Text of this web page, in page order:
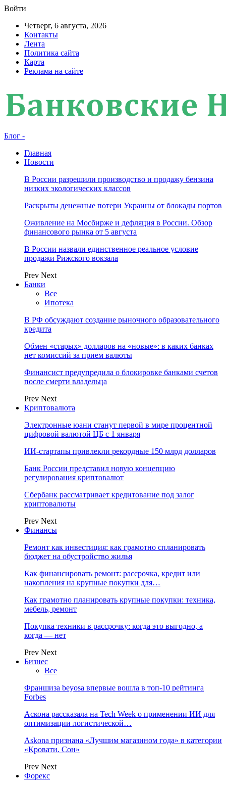
Войти
Четверг, 6 августа, 2026
Контакты
Лента
Политика сайта
Карта
Реклама на сайте
Блог -
Главная
Новости
В России разрешили производство и продажу бензина
низких экологических классов
Раскрыты денежные потери Украины от блокады портов
Оживление на Мосбирже и дефляция в России. Обзор
финансового рынка от 5 августа
В России назвали единственное реальное условие
продажи Рижского вокзала
Prev Next
Банки
Все
Ипотека
В РФ обсуждают создание рыночного образовательного
кредита
Обмен «старых» долларов на «новые»: в каких банках
нет комиссий за прием валюты
Финансист предупредила о блокировке банками счетов
после смерти владельца
Prev Next
Криптовалюта
Электронные юани станут первой в мире процентной
цифровой валютой ЦБ с 1 января
ИИ-стартапы привлекли рекордные 150 млрд долларов
Банк России представил новую концепцию
регулирования криптовалют
Сбербанк рассматривает кредитование под залог
криптовалюты
Prev Next
Финансы
Ремонт как инвестиция: как грамотно спланировать
бюджет на обустройство жилья
Как финансировать ремонт: рассрочка, кредит или
накопления на крупные покупки для…
Как грамотно планировать крупные покупки: техника,
мебель, ремонт
Покупка техники в рассрочку: когда это выгодно, а
когда — нет
Prev Next
Бизнес
Все
Франшиза beyosa впервые вошла в топ-10 рейтинга
Forbes
Аскона рассказала на Tech Week о применении ИИ для
оптимизации логистической…
Askona признана «Лучшим магазином года» в категории
«Кровати. Сон»
Prev Next
Форекс